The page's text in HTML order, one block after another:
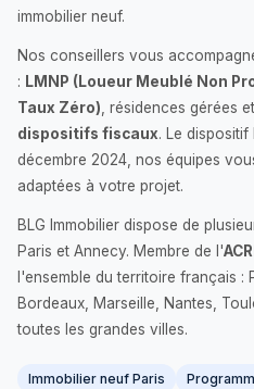
immobilier neuf.
Nos conseillers vous
: LMNP (Loueur Meublé Non
Taux Zéro) , résidences gérées et
dispositifs fiscaux. Le dispositif
décembre 2024, nos équipes
adaptées à votre projet.
BLG Immobilier dispose de
Paris et Annecy. Membre de l'
l'ensemble du territoire français :
Bordeaux, Marseille, Nantes,
toutes les grandes villes.
Immobilier neuf Paris